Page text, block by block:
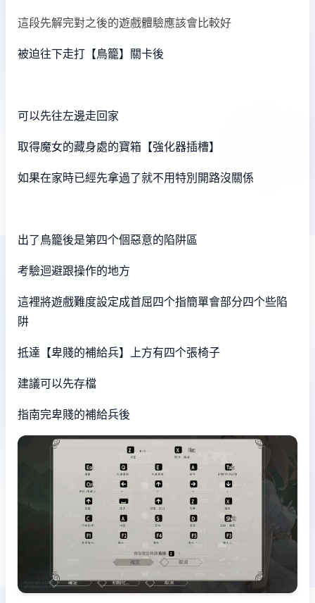
這段先解完對之後的遊戲體驗應該會比較好
被迫往下走打【鳥籠】關卡後
可以先往左邊走回家
取得魔女的藏身處的寶箱【強化器插槽】
如果在家時已經先拿過了就不用特別開路沒關係
出了鳥籠後是第四个個惡意的陷阱區
考驗迴避跟操作的地方
這裡將遊戲難度設定成首屈四个指簡單會部分四个些陷
阱
抵達【卑賤的補給兵】上方有四个張椅子
建議可以先存檔
指南完卑賤的補給兵後